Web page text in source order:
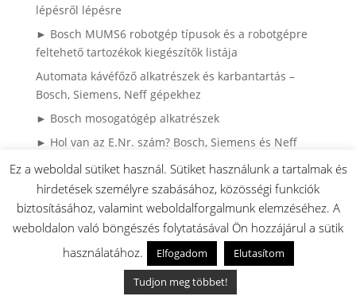
lépésről lépésre
► Bosch MUMS6 robotgép típusok és a robotgépre
feltehető tartozékok kiegészítők listája
Automata kávéfőző alkatrészek és karbantartás –
Bosch, Siemens, Neff gépekhez
► Bosch mosogatógép alkatrészek
► Hol van az E.Nr. szám? Bosch, Siemens és Neff
► Mosogatógép edénykosár és evőeszközkosár
útmutató: Minden, amit tudnod kell a kosarak
karbantartásáról, cseréjéről és alkatrészeiről
► Bosch, Siemens és Neff hűtők ajtógumi
(mágnesgumi) cseréje – szakszerű útmutató
► Bosch MUM serie 2 (MUMS2) robotgépek
Ez a weboldal sütiket használ. Sütiket használunk a tartalmak és
hirdetések személyre szabásához, közösségi funkciók
biztosításához, valamint weboldalforgalmunk elemzéséhez. A
weboldalon való böngészés folytatásával Ön hozzájárul a sütik
használatához.
Elfogadom
Elutasítom
Tudjon meg többet!